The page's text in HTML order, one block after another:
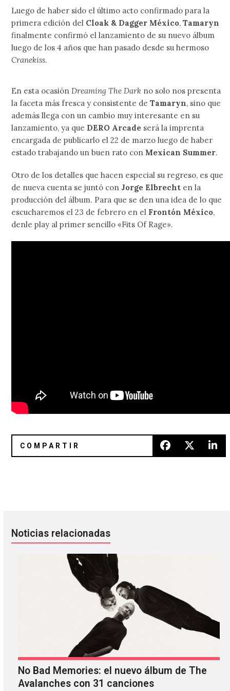
Luego de haber sido el último acto confirmado para la
primera edición del Cloak & Dagger México,Tamaryn
finalmente confirmó el lanzamiento de su nuevo álbum
luego de los 4 años que han pasado desde su hermoso
Cranekiss.
En esta ocasiónDreaming The Dark no solo nos presenta
la faceta más fresca y consistente deTamaryn, sino que
además llega con un cambio muy interesante en su
lanzamiento, ya que DERO Arcade será la imprenta
encargada de publicarlo el 22 de marzo luego de haber
estado trabajando un buen rato con Mexican Summer.
Otro de los detalles que hacen especial su regreso, es que
de nueva cuenta se juntó con Jorge Elbrecht en la
producción del álbum. Para que se den una idea de lo que
escucharemos el 23 de febrero en el Frontón México,
denle play al primer sencillo «Fits Of Rage».
Noticias relacionadas
No Bad Memories: el nuevo álbum de The
Avalanches con 31 canciones